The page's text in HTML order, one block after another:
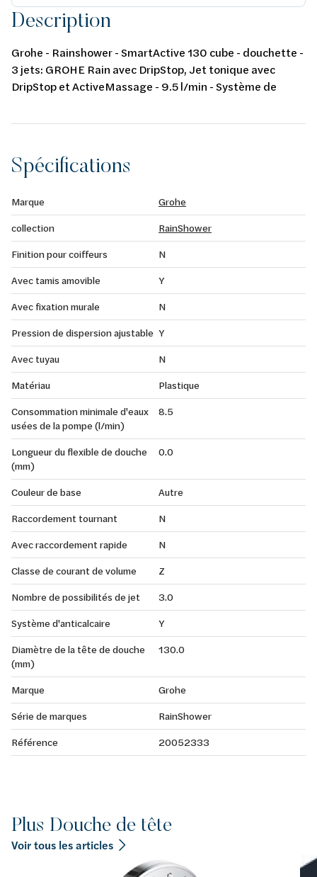
Description
Grohe - Rainshower - SmartActive 130 cube - douchette -
3 jets: GROHE Rain avec DripStop, Jet tonique avec
DripStop et ActiveMassage - 9.5 l/min - Système de
douche - brushed hard graphite
Spécifications
Marque
Grohe
collection
RainShower
Finition pour coiffeurs
N
Avec tamis amovible
Y
Avec fixation murale
N
Pression de dispersion ajustable Y
Avec tuyau
N
Matériau
Plastique
Consommation minimale d'eaux
usées de la pompe (l/min)
8.5
Longueur du flexible de douche
(mm)
0.0
Couleur de base
Autre
Raccordement tournant
N
Avec raccordement rapide
N
Classe de courant de volume
Z
Nombre de possibilités de jet
3.0
Système d'anticalcaire
Y
Diamètre de la tête de douche
(mm)
130.0
Marque
Grohe
Série de marques
RainShower
Référence
20052333
Plus Douche de tête
Voir tous les articles